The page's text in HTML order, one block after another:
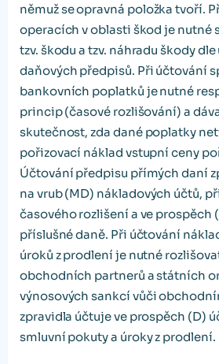
němuž se opravná položka tvoří.
operacích v oblasti škod je nutné
tzv. škodu a tzv. náhradu škody
daňových předpisů. Při účtování
bankovních poplatků je nutné
princip (časové rozlišování) a
skutečnost, zda dané poplatky
pořizovací náklad vstupní ceny
Účtování předpisu přímých daní
na vrub (MD) nákladových účtů,
časového rozlišení a ve prospěch
příslušné daně. Při účtování
úroků z prodlení je nutné
obchodních partnerů a státních
výnosových sankcí vůči
zpravidla účtuje ve prospěch (D)
smluvní pokuty a úroky z prodlení.